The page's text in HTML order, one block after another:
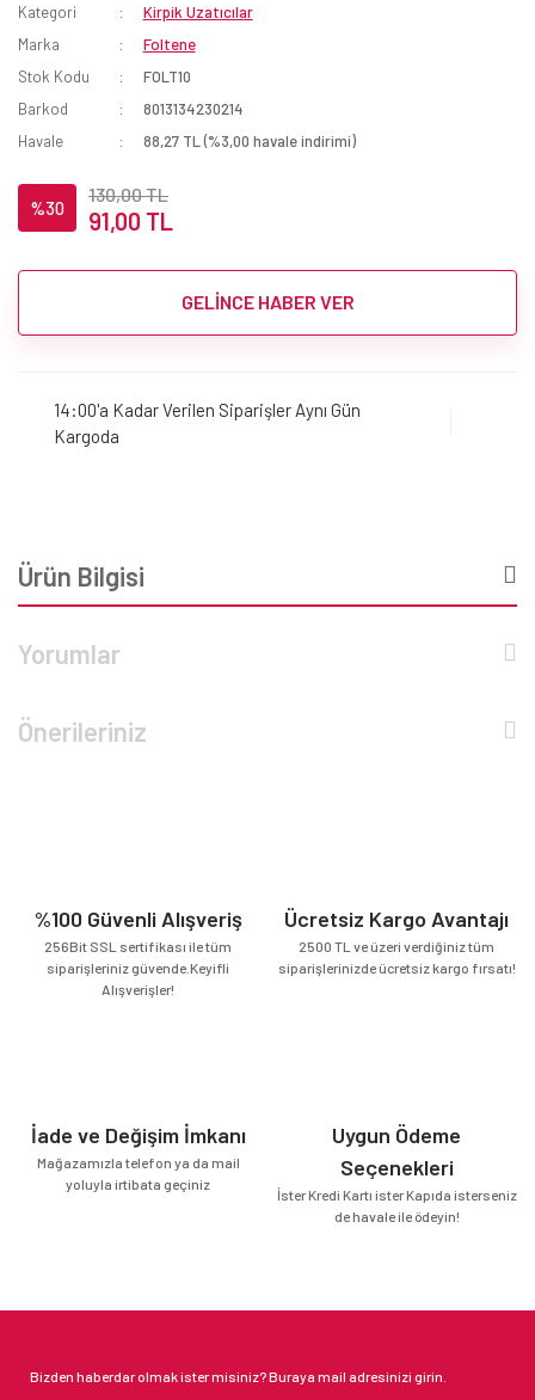
Kategori
Kirpik Uzatıcılar
Marka
Foltene
Stok Kodu
FOLT10
Barkod
8013134230214
Havale
88,27 TL (%3,00 havale indirimi)
%30
130,00 TL
91,00 TL
GELİNCE HABER VER
14:00'a Kadar Verilen Siparişler Aynı Gün
Kargoda
Ürün Bilgisi
Yorumlar
Önerileriniz
%100 Güvenli Alışveriş
256Bit SSL sertifikası ile tüm
siparişleriniz güvende.Keyifli
Alışverişler!
Ücretsiz Kargo Avantajı
2500 TL ve üzeri verdiğiniz tüm
siparişlerinizde ücretsiz kargo fırsatı!
İade ve Değişim İmkanı
Mağazamızla telefon ya da mail
yoluyla irtibata geçiniz
Uygun Ödeme
Seçenekleri
İster Kredi Kartı ister Kapıda isterseniz
de havale ile ödeyin!